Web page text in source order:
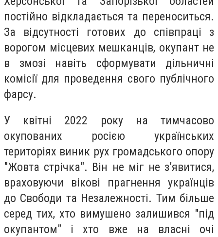
постійно відкладається та переноситься.
За відсутності готових до співпраці з
ворогом місцевих мешканців, окупант не
в змозі навіть сформувати дільничні
комісії для проведення свого публічного
фарсу.
У квітні 2022 року на тимчасово
окупованих росією українських
територіях виник рух громадського опору
"Жовта стрічка". Він не міг не з’явитися,
враховуючи вікові прагнення українців
до Свободи та Незалежності. Тим більше
серед тих, хто вимушено залишився "під
окупантом" і хто вже на власні очі